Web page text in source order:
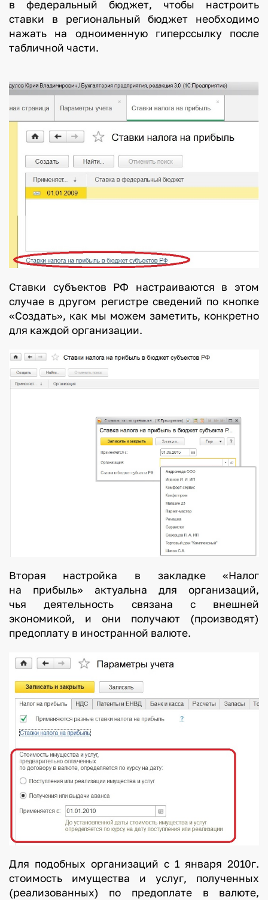
в федеральный бюджет, чтобы настроить
ставки в региональный бюджет необходимо
нажать на одноименную гиперссылку после
табличной части.
Ставки субъектов РФ настраиваются в этом
случае в другом регистре сведений по кнопке
«Создать», как мы можем заметить, конкретно
для каждой организации.
Вторая настройка в закладке «Налог
на прибыль» актуальна для организаций,
чья деятельность связана с внешней
экономикой, и они получают (производят)
предоплату в иностранной валюте.
Для подобных организаций с 1 января 2010г.
стоимость имущества и услуг, полученных
(реализованных) по предоплате в валюте,